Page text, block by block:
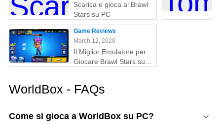
Scarica e gioca al Brawl
Stars su PC
Game Reviews
March 12, 2020
Il Miglior Emulatore per
Giocare Brawl Stars su
WorldBox - FAQs
Come si gioca a WorldBox su PC?